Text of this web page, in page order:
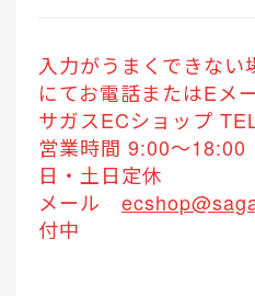
入力がうまくできない
にてお電話またはEメ
サガスECショップ
営業時間 9:00～
日・土日定休
メール
付中